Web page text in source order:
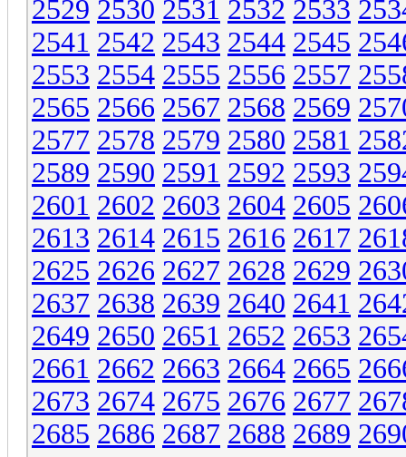
2529 2530 2531 2532 2533
2541 2542 2543 2544 2545
2553 2554 2555 2556 2557
2565 2566 2567 2568 2569
2577 2578 2579 2580 2581
2589 2590 2591 2592 2593
2601 2602 2603 2604 2605
2613 2614 2615 2616 2617
2625 2626 2627 2628 2629
2637 2638 2639 2640 2641
2649 2650 2651 2652 2653
2661 2662 2663 2664 2665
2673 2674 2675 2676 2677
2685 2686 2687 2688 2689